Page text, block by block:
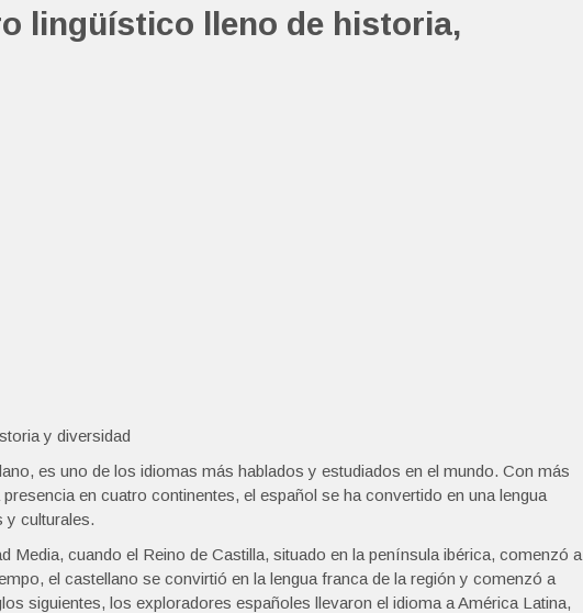
lingüístico lleno de historia,
y diversidad
es uno de los idiomas más hablados y estudiados en el mundo. Con más
en cuatro continentes, el español se ha convertido en una lengua
y culturales.
Media, cuando el Reino de Castilla, situado en la península ibérica, comenzó a
el castellano se convirtió en la lengua franca de la región y comenzó a
siguientes, los exploradores españoles llevaron el idioma a América Latina,